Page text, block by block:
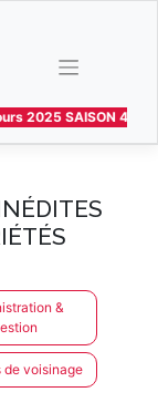
2025 SAISON 4 les
&
de voisinage